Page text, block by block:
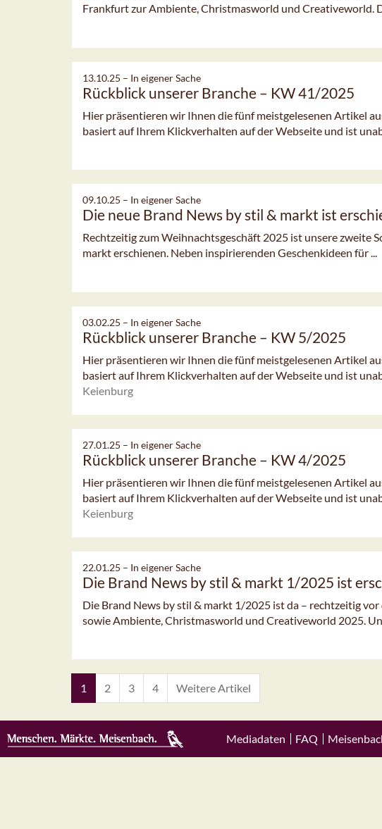
Frankfurt zur Ambiente, Christmasworld und Creativeworld.
13.10.25 – In eigener Sache
Rückblick unserer Branche – KW 41/2025
Hier präsentieren wir Ihnen die fünf meistgelesenen Artikel
basiert auf Ihrem Klickverhalten auf der Webseite und ist
09.10.25 – In eigener Sache
Die neue Brand News by stil & markt ist
Rechtzeitig zum Weihnachtsgeschäft 2025 ist unsere zweite
markt erschienen. Neben inspirierenden Geschenkideen für ...
03.02.25 – In eigener Sache
Rückblick unserer Branche – KW 5/2025
Hier präsentieren wir Ihnen die fünf meistgelesenen Artikel
basiert auf Ihrem Klickverhalten auf der Webseite und ist
Keienburg
27.01.25 – In eigener Sache
Rückblick unserer Branche – KW 4/2025
Hier präsentieren wir Ihnen die fünf meistgelesenen Artikel
basiert auf Ihrem Klickverhalten auf der Webseite und ist
Keienburg
22.01.25 – In eigener Sache
Die Brand News by stil & markt 1/2025 ist
Die Brand News by stil & markt 1/2025 ist da – rechtzeitig
sowie Ambiente, Christmasworld und Creativeworld 2025.
1 2 3 4 Weitere Artikel
Mediadaten FAQ